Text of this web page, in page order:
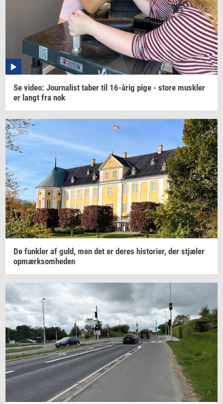
Se video: Jour­na­list taber til 16-årig pige - store mus­k­ler
er langt fra nok
De funk­ler af guld, men det er deres hi­sto­ri­er, der stjæ­ler
op­mærk­som­he­den